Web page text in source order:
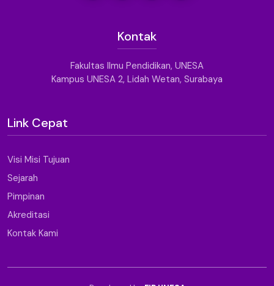
Kontak
Fakultas Ilmu Pendidikan, UNESA
Kampus UNESA 2, Lidah Wetan, Surabaya
Link Cepat
Visi Misi Tujuan
Sejarah
Pimpinan
Akreditasi
Kontak Kami